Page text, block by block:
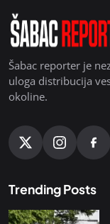
Šabac reporter je
uloga distribucija
okoline.
Trending Posts